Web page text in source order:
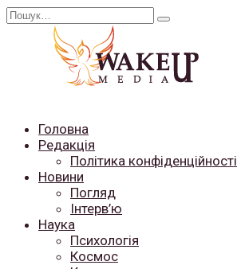
Перейти
Search
Головна
Редакція
Політика конфіденційності
Новини
Погляд
Інтерв’ю
Наука
Психологія
Космос